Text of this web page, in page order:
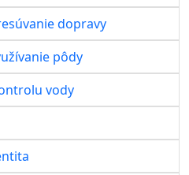
dopravy
pôdy
vody